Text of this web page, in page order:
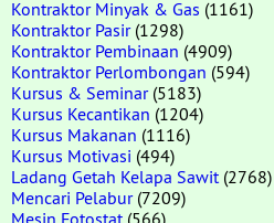
Kontraktor Minyak & Gas (1161)
Kontraktor Pasir(1298)
Kontraktor Pembinaan (4909)
Kontraktor Perlombongan (594)
Kursus & Seminar(5183)
Kursus Kecantikan (1204)
Kursus Makanan (1116)
Kursus Motivasi (494)
Ladang Getah Kelapa Sawit (2768)
Mencari Pelabur(7209)
Mesin Fotostat (566)